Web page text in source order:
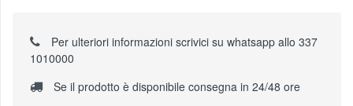
Per ulteriori informazioni scrivici su whatsapp allo 337
1010000
Se il prodotto è disponibile consegna in 24/48 ore